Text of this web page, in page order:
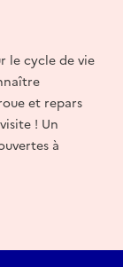
le cycle de vie
et repars
! Un
à